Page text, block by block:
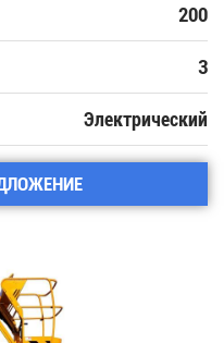
200
3
Электрический